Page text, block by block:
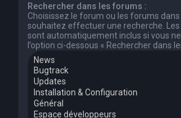
Rechercher dans les forums :
Choisissez le forum ou les forums
souhaitez effectuer une recherche.
sont automatiquement inclus si vous
l’option ci-dessous « Rechercher dans